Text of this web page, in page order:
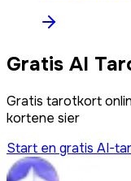
Gratis AI
Gratis tarotkort
kortene sier
Start en gratis AI-